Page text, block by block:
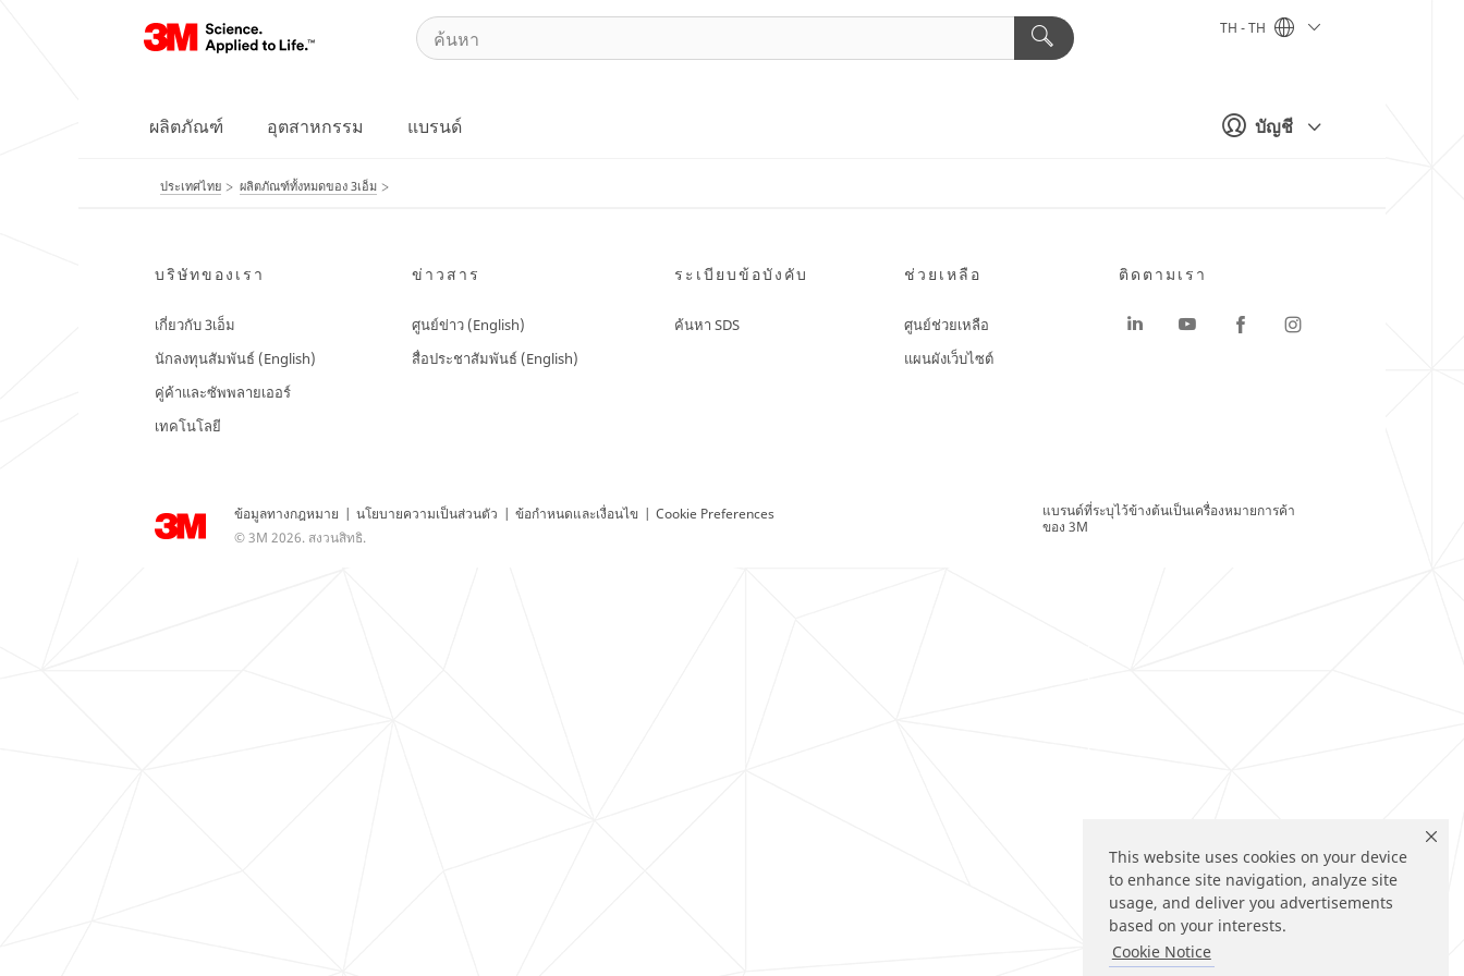
This website uses cookies on your device
to enhance site navigation, analyze site
usage, and deliver you advertisements
based on your interests.
Cookie Notice
บัญชี
TH - TH
ผลิตภัณฑ์ อุตสาหกรรม แบรนด์
ประเทศไทย ผลิตภัณฑ์ทั้งหมดของ 3เอ็ม
บริษัทของเรา
เกี่ยวกับ 3เอ็ม
นักลงทุนสัมพันธ์ (English)
คู่ค้าและซัพพลายเออร์
เทคโนโลยี
ข่าวสาร
ศูนย์ข่าว (English)
สื่อประชาสัมพันธ์ (English)
ระเบียบข้อบังคับ
ค้นหา SDS
ช่วยเหลือ
ศูนย์ช่วยเหลือ
แผนผังเว็บไซต์
ข้อมูลทางกฎหมาย | นโยบายความเป็นส่วนตัว | ข้อกำหนดและเงื่อนไข | Cookie Preferences
© 3M 2026. สงวนสิทธิ.
ติดตามเรา
แบรนด์ที่ระบุไว้ข้างต้นเป็นเครื่องหมายการค้า
ของ 3M